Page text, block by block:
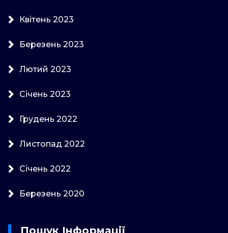
Квітень 2023
Березень 2023
Лютий 2023
Січень 2023
Грудень 2022
Листопад 2022
Січень 2022
Березень 2020
Пошук Інформації